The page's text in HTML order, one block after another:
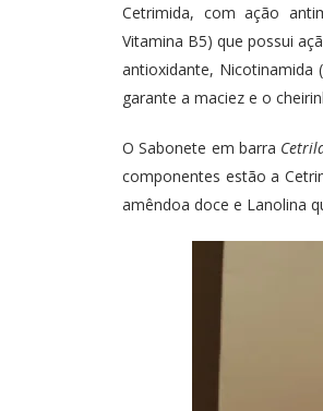
Cetrimida, com ação
Vitamina B5) que possui
antioxidante, Nicotinamida
garante a maciez e o
O Sabonete em barra
componentes estão a
amêndoa doce e Lanolina